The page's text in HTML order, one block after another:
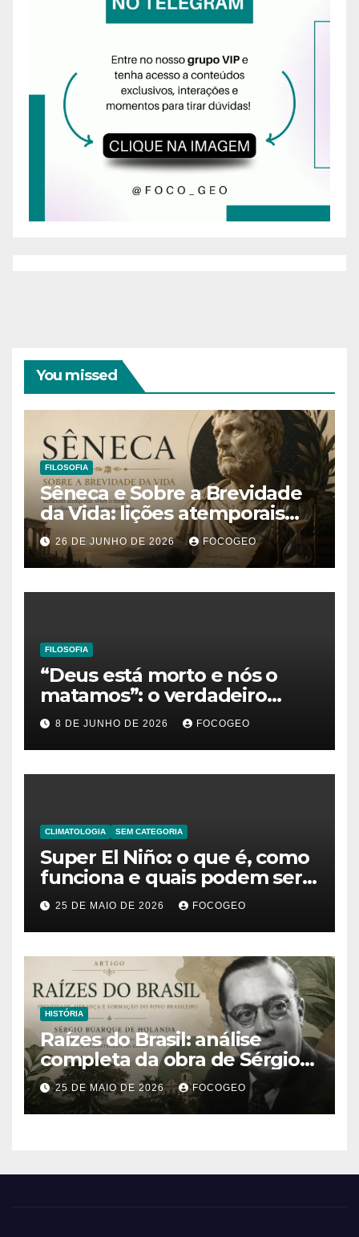
You missed
FILOSOFIA
Sêneca e Sobre a Brevidade
da Vida: lições atemporais
sobre o tempo, a felicidade e
o verdadeiro sentido da
existência
26 DE JUNHO DE 2026 FOCOGEO
FILOSOFIA
“Deus está morto e nós o
matamos”: o verdadeiro
significado da frase de
Friedrich Nietzsche
8 DE JUNHO DE 2026 FOCOGEO
CLIMATOLOGIA SEM CATEGORIA
Super El Niño: o que é, como
funciona e quais podem ser
os impactos desse fenômeno
climático extremo no Brasil e
no mundo
25 DE MAIO DE 2026 FOCOGEO
HISTÓRIA
Raízes do Brasil: análise
completa da obra de Sérgio
Buarque de Holanda e sua
importância para entender a
formação do Brasil
25 DE MAIO DE 2026 FOCOGEO